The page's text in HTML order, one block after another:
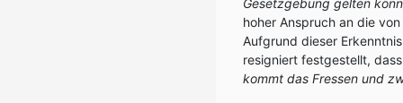
Gesetzgebung gelten
hoher Anspruch an die
Aufgrund dieser
resigniert festgestellt,
kommt das Fressen und